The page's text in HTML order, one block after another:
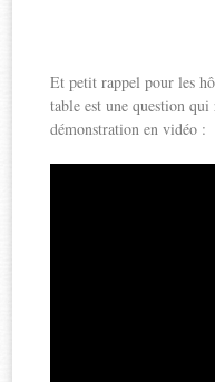
Et petit rappel pour les
table est une question
démonstration en vidéo :